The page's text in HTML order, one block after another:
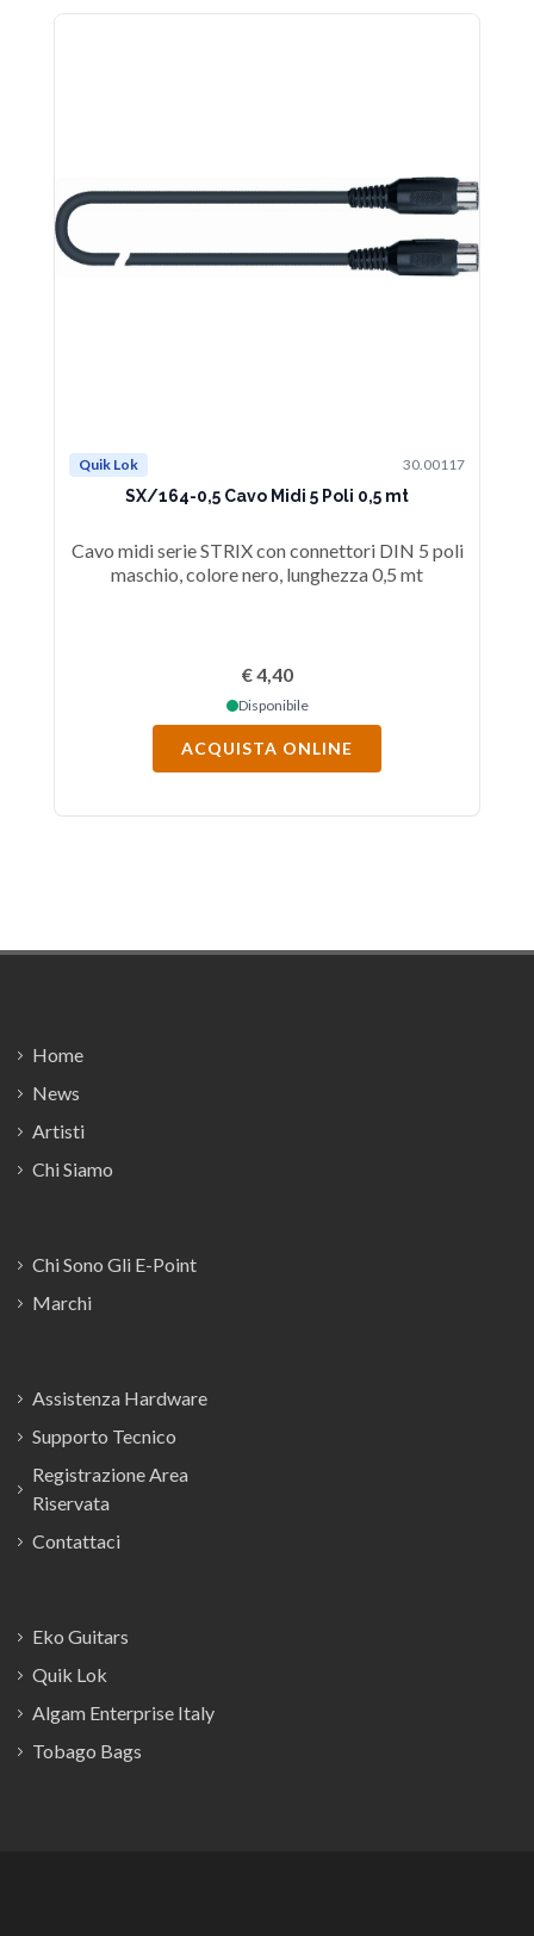
Quik Lok 30.00117
SX/164-0,5 Cavo Midi 5 Poli 0,5 mt
Cavo midi serie STRIX con connettori DIN 5 poli
maschio, colore nero, lunghezza 0,5 mt
€ 4,40
Disponibile
ACQUISTA ONLINE
Home
News
Artisti
Chi Siamo
Chi Sono Gli E-Point
Marchi
Assistenza Hardware
Supporto Tecnico
Registrazione Area
Riservata
Contattaci
Eko Guitars
Quik Lok
Algam Enterprise Italy
Tobago Bags